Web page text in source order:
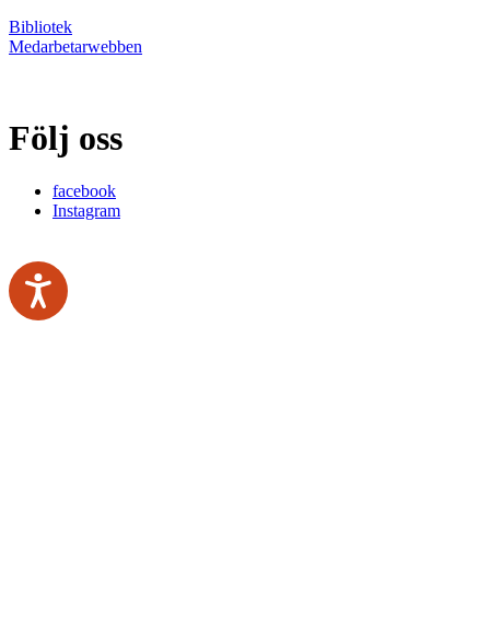
Bibliotek
Medarbetarwebben
Följ oss
facebook
Instagram